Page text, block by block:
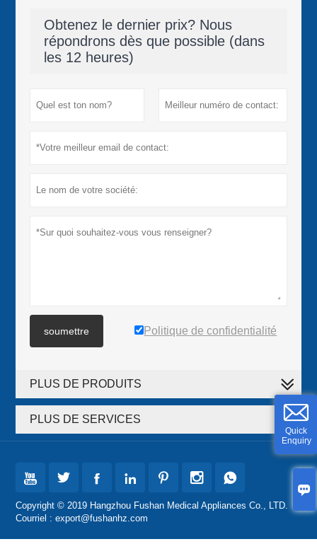

Quick
Enquiry
Obtenez le dernier prix? Nous
répondrons dès que possible (dans
les 12 heures)
soumettre Politique de confidentialité
PLUS DE PRODUITS
PLUS DE SERVICES
      
Copyright © 2019 Hangzhou Fushan Medical Appliances Co., LTD.
Courriel : export@fushanhz.com